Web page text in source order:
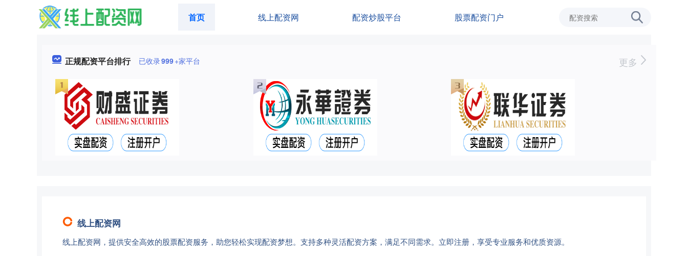
首页 线上配资网 配资炒股平台 股票配资门户
正规配资平台排行 已收录999+家平台 更多
线上配资网
线上配资网，提供安全高效的股票配资服务，助您轻松实现配资梦想。支持多种灵活配资方案，满足不同需求。立即注册，享受专业服务和优质资源。